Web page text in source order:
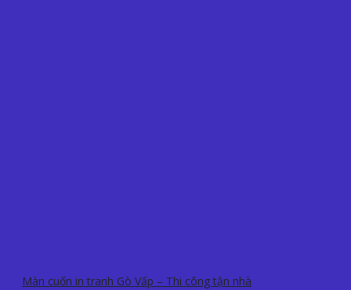
Màn cuốn in tranh Gò Vấp – Thi công tận nhà